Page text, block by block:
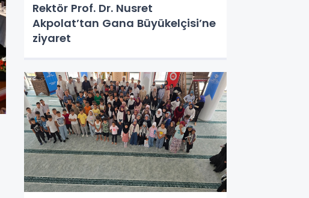
Rektör Prof. Dr. Nusret
Akpolat’tan Gana Büyükelçisi’ne
ziyaret